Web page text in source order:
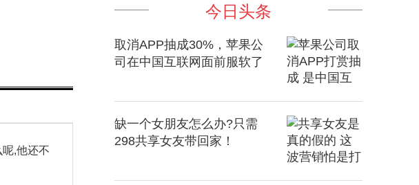
,他还不
今日头条
取消APP抽成30%，苹果公
司在中国互联网面前服软了
缺一个女朋友怎么办?只需
298共享女友带回家！